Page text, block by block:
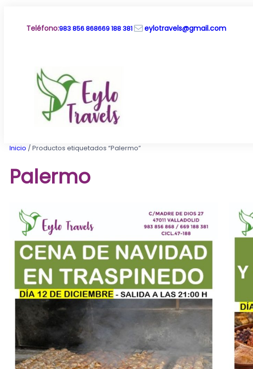
contenidoTeléfono:983 856 868669 188 381Correo electrónico eylotravels@gmail.com
Inicio / Productos etiquetados “Palermo”
Palermo